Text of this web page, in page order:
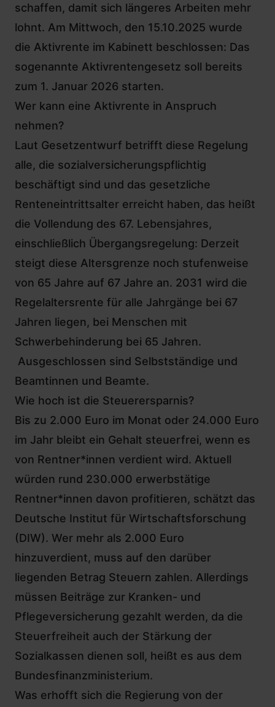
schaffen, damit sich längeres Arbeiten mehr
lohnt. Am Mittwoch, den 15.10.2025 wurde
die Aktivrente im Kabinett beschlossen: Das
sogenannte Aktivrentengesetz soll bereits
zum 1. Januar 2026 starten.
Wer kann eine Aktivrente in Anspruch
nehmen?
Laut Gesetzentwurf betrifft diese Regelung
alle, die sozialversicherungspflichtig
beschäftigt sind und das gesetzliche
Renteneintrittsalter erreicht haben, das heißt
die Vollendung des 67. Lebensjahres,
einschließlich Übergangsregelung: Derzeit
steigt diese Altersgrenze noch stufenweise
von 65 Jahre auf 67 Jahre an. 2031 wird die
Regelaltersrente für alle Jahrgänge bei 67
Jahren liegen, bei Menschen mit
Schwerbehinderung bei 65 Jahren.
Ausgeschlossen sind Selbstständige und
Beamtinnen und Beamte.
Wie hoch ist die Steuerersparnis?
Bis zu 2.000 Euro im Monat oder 24.000 Euro
im Jahr bleibt ein Gehalt steuerfrei, wenn es
von Rentner*innen verdient wird. Aktuell
würden rund 230.000 erwerbstätige
Rentner*innen davon profitieren, schätzt das
Deutsche Institut für Wirtschaftsforschung
(DIW). Wer mehr als 2.000 Euro
hinzuverdient, muss auf den darüber
liegenden Betrag Steuern zahlen. Allerdings
müssen Beiträge zur Kranken- und
Pflegeversicherung gezahlt werden, da die
Steuerfreiheit auch der Stärkung der
Sozialkassen dienen soll, heißt es aus dem
Bundesfinanzministerium.
Was erhofft sich die Regierung von der